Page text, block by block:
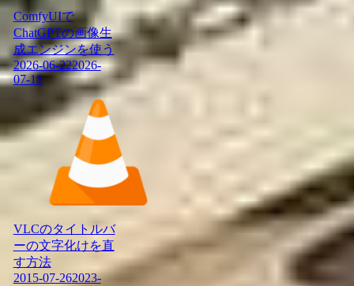
ComfyUIで
ChatGPTの画像生
成エンジンを使う
2026-06-222026-
07-18
VLCのタイトルバ
ーの文字化けを直
す方法
2015-07-262023-